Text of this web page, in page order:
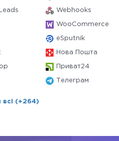
Webhooks
WooCommerce
eSputnik
Нова Пошта
Приват24
Телеграм
всі (+264)